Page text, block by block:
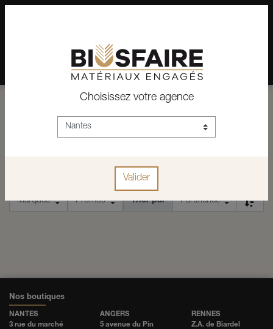
Depuis plus de 15 ans, conseil et vente de matériaux pour un
habitat pérenne.
Trier par
Nos boutiques
NANTES
3 rue du marché
ANGERS
5 avenue du Pin
RENNES
Z.A. de Biardel
Choisissez votre agence
Valider